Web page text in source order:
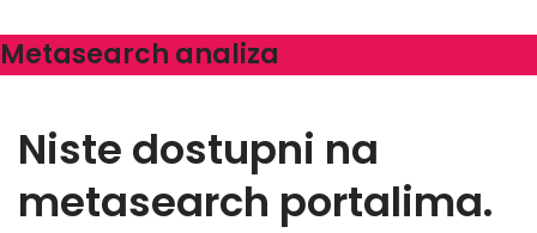
Metasearch analiza
Niste dostupni na
metasearch portalima.